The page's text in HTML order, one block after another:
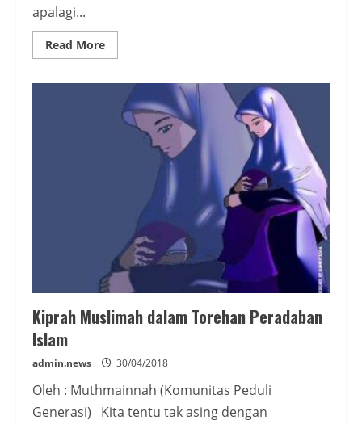
apalagi...
Read MoreRead
more
Dalam
Iman
Kiprah Muslimah dalam Torehan Peradaban
Islam
admin.news 30/04/2018
Oleh : Muthmainnah (Komunitas Peduli
Generasi) Kita tentu tak asing dengan